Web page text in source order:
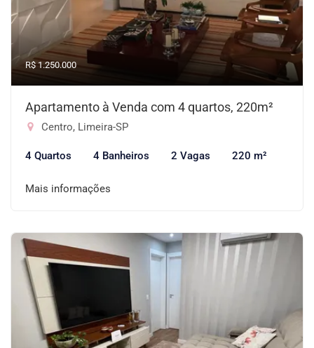
R$ 1.250.000
Apartamento à Venda com 4 quartos, 220m²
Centro, Limeira-SP
4 Quartos 4 Banheiros 2 Vagas 220 m²
Mais informações